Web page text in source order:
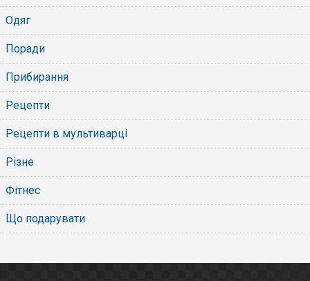
Одяг
Поради
Прибирання
Рецепти
Рецепти в мультиварці
Різне
Фітнес
Що подарувати